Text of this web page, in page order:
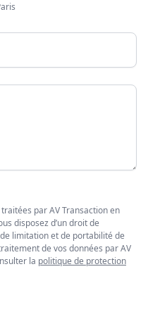
par AV Transaction en
disposez d’un droit de
limitation et de portabilité de
de vos données par AV
la politique de protection